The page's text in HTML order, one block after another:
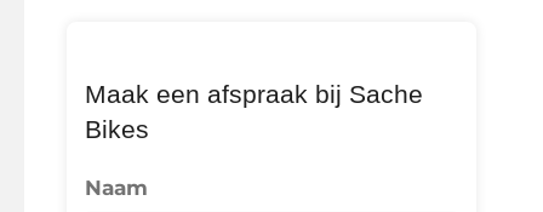
Maak een afspraak bij Sache
Bikes
Naam